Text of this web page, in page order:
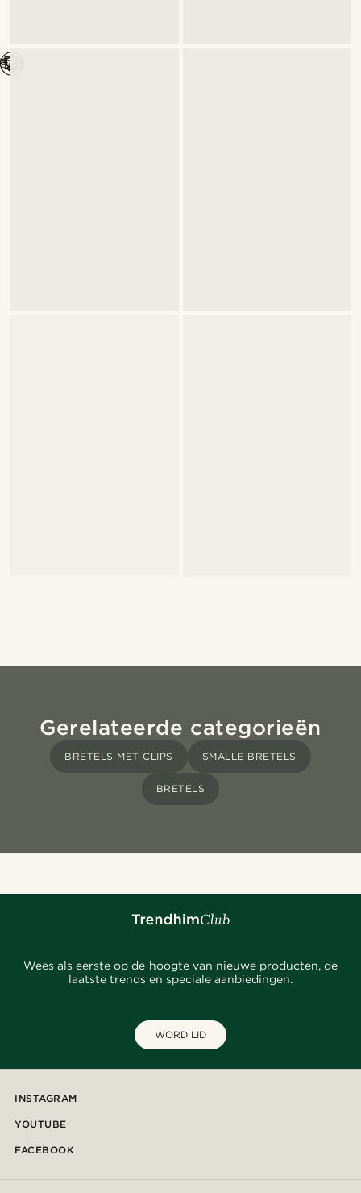
Gerelateerde categorieën
BRETELS MET CLIPS SMALLE BRETELS
BRETELS
Wees als eerste op de hoogte van nieuwe producten, de
laatste trends en speciale aanbiedingen.
WORD LID
INSTAGRAM
YOUTUBE
FACEBOOK